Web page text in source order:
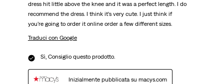
dress hit little above the knee and it was a perfect length. I do
recommend the dress. I think it’s very cute. I just think if
you’re going to order it online order a few different sizes.
Traduci con Google
Sì, Consiglio questo prodotto.
Inizialmente pubblicata su macys.com